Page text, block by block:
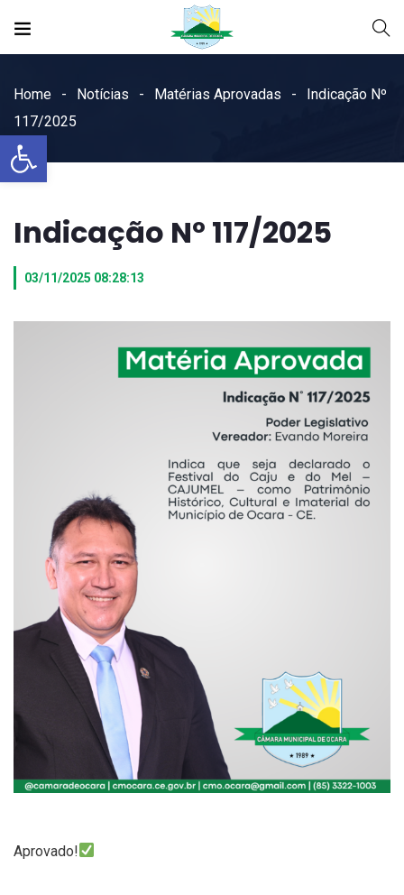
Open toolbar
Home Notícias Matérias Aprovadas
Indicação Nº
117/2025
Indicação Nº 117/2025
03/11/2025 08:28:13
Aprovado!